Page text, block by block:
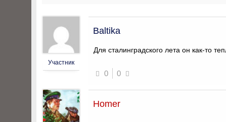
Участник
Baltika
Для сталинградского лета он как-то
0 0
Homer